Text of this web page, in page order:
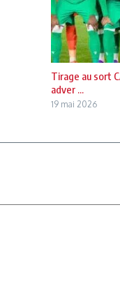
Tirage au sort
adver ...
19 mai 2026